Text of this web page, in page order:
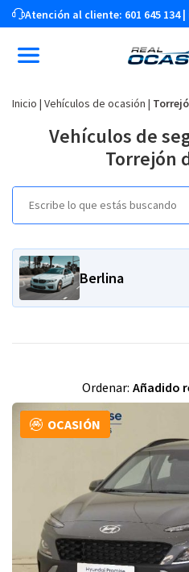
Atención al cliente: 601 645 134|
Inicio | Vehículos de ocasión |
Vehículos de
Torrejón
Berlina
Ordenar:
OCASIÓN